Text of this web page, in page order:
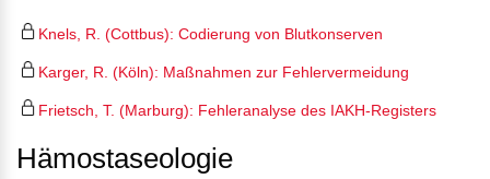
Knels, R. (Cottbus): Codierung von Blutkonserven
Karger, R. (Köln): Maßnahmen zur Fehlervermeidung
Frietsch, T. (Marburg): Fehleranalyse des IAKH-Registers
Hämostaseologie